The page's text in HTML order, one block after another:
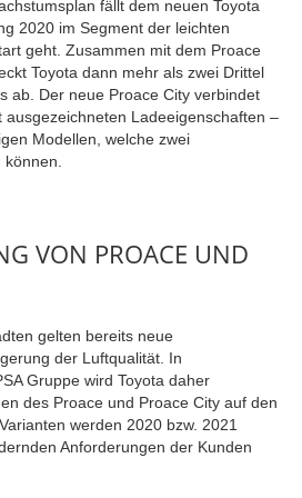
fällt dem neuen Toyota
2020 im Segment der leichten
geht. Zusammen mit dem Proace
Toyota dann mehr als zwei Drittel
ab. Der neue Proace City verbindet
Ladeeigenschaften –
Modellen, welche zwei
VON PROACE UND
gelten bereits neue
der Luftqualität. In
Gruppe wird Toyota daher
des Proace und Proace City auf den
werden 2020 bzw. 2021
Anforderungen der Kunden